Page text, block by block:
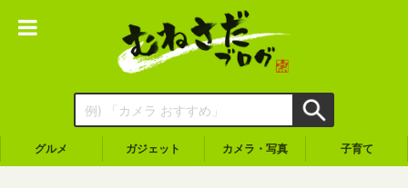
グルメ ガジェット カメラ・写真 子育て